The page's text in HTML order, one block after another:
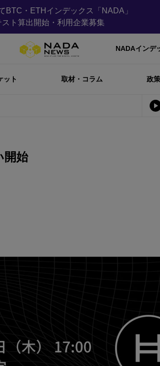
BTC・ETHインデックス「NADA」
スト算出開始・利用企業募集
NADAインデ
ット 取材・コラム 政
開始